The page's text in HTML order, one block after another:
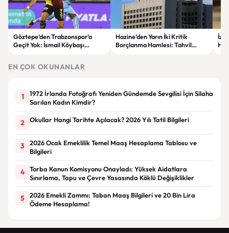
Göztepe’den Trabzonspor’a
Geçit Yok: İsmail Köybaşı
Hazine’den Yarın İki Kritik
Borçlanma Hamlesi: Tahvil
EN ÇOK OKUNANLAR
1
1972 İrlanda Fotoğrafı Yeniden Gündemde Sevgilisi İçin Silaha
Sarılan Kadın Kimdir?
2 Okullar Hangi Tarihte Açılacak? 2026 Yılı Tatil Bilgileri
3
2026 Ocak Emeklilik Temel Maaş Hesaplama Tablosu ve
Bilgileri
4
Torba Kanun Komisyonu Onayladı: Yüksek Aidatlara
Sınırlama, Tapu ve Çevre Yasasında Köklü Değişiklikler
5
2026 Emekli Zammı: Taban Maaş Bilgileri ve 20 Bin Lira
Ödeme Hesaplama!